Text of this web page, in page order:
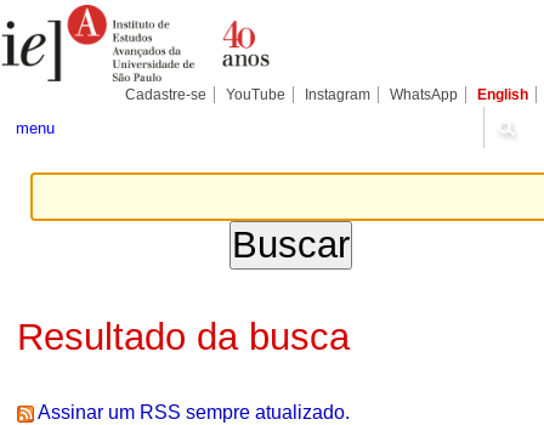
para
conteúdo.
Pessoais
Cadastre-se YouTube Instagram WhatsApp English
menu
Resultado da busca
Assinar um RSS sempre atualizado.